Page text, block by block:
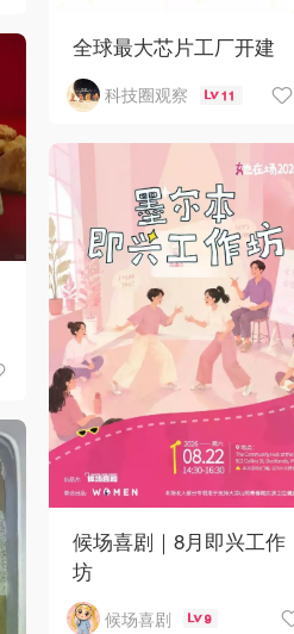
全球最大芯片工厂开建
科技圈观察 11
候场喜剧｜8月即兴工作
坊
候场喜剧 9